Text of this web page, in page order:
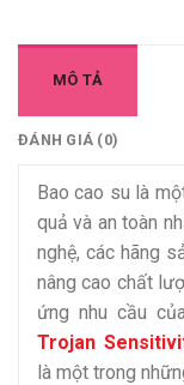
MÔ TẢ
ĐÁNH GIÁ (0)
Bao cao su là
quả và an toàn
nghệ, các hãng
nâng cao chất
ứng nhu cầu
Trojan
là một trong